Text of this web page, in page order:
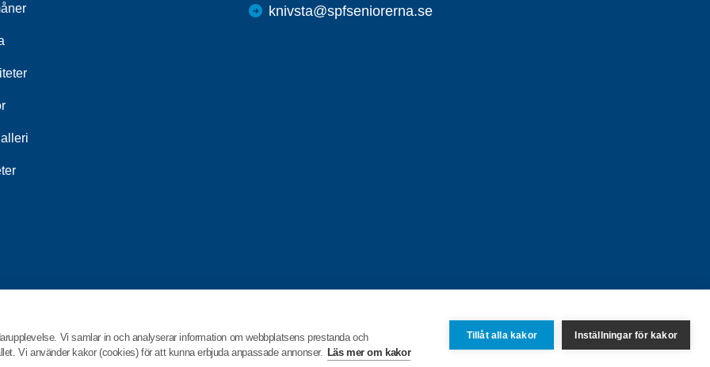
Vi samlar in och analyserar information om webbplatsens prestanda och
Vi använder kakor (cookies) för att kunna erbjuda anpassade annonser. Läs mer om kakor
Tillåt alla kakor Inställningar för kakor
knivsta@spfseniorerna.se